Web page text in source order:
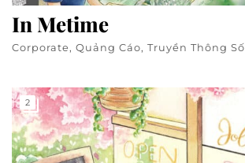
In Metime
Corporate, Quảng Cáo, Truyền Thông Số
2